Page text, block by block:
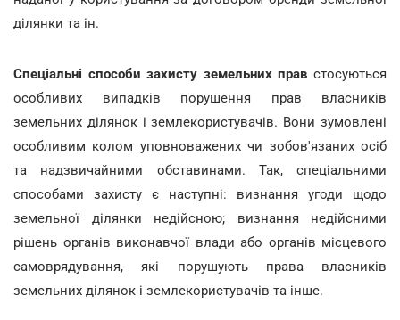
ділянки та ін.
Спеціальні способи захисту земельних прав стосуються
особливих випадків порушення прав власників
земельних ділянок і землекористувачів. Вони зумовлені
особливим колом уповноважених чи зобов'язаних осіб
та надзвичайними обставинами. Так, спеціальними
способами захисту є наступні: визнання угоди щодо
земельної ділянки недійсною; визнання недійсними
рішень органів виконавчої влади або органів місцевого
самоврядування, які порушують права власників
земельних ділянок і землекористувачів та інше.